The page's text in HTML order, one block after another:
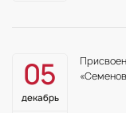
05
декабрь